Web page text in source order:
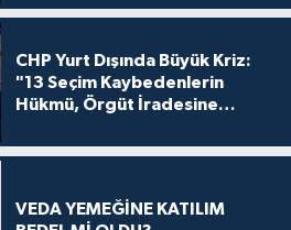
CHP Yurt Dışında Büyük Kriz:
"13 Seçim Kaybedenlerin
Hükmü, Örgüt İradesine
VEDA YEMEĞİNE KATILIM